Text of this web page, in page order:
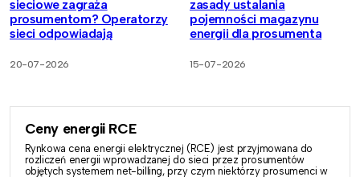
sieciowe zagraża
prosumentom? Operatorzy
sieci odpowiadają
20-07-2026
zasady ustalania
pojemności magazynu
energii dla prosumenta
15-07-2026
Ceny energii RCE
Rynkowa cena energii elektrycznej (RCE) jest przyjmowana do
rozliczeń energii wprowadzanej do sieci przez prosumentów
objętych systemem net-billing, przy czym niektórzy prosumenci w